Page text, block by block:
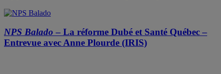
NPS Balado – La réforme Dubé et Santé Québec –
Entrevue avec Anne Plourde (IRIS)